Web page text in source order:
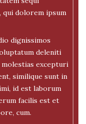
qui dolorem ipsum
dignissimos
deleniti
excepturi
similique sunt in
id est laborum
facilis est et
cum.